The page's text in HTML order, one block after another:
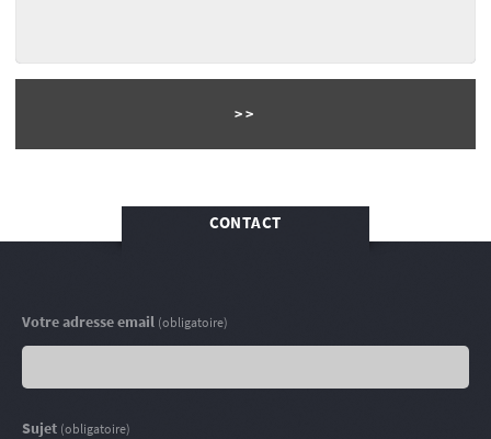
CONTACT
Votre adresse email (obligatoire)
Sujet (obligatoire)